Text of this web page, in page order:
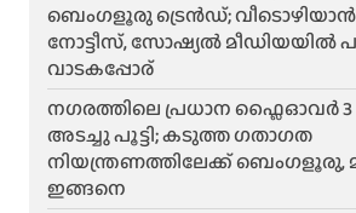
ബെംഗളൂരു ട്രെൻഡ്; വീടൊഴിയാൻ
നോട്ടീസ്, സോഷ്യൽ
വാടകപ്പോര്
ന​ഗരത്തിലെ പ്രധാന ഫ്ലൈഓവർ
അടച്ചു പൂട്ടി; കടുത്ത ഗതാഗത
നിയന്ത്രണത്തിലേക്ക് ബെംഗളൂരു,
ഇങ്ങനെ